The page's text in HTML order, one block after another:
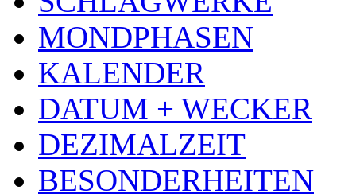
MONDPHASEN
KALENDER
DATUM + WECKER
DEZIMALZEIT
BESONDERHEITEN